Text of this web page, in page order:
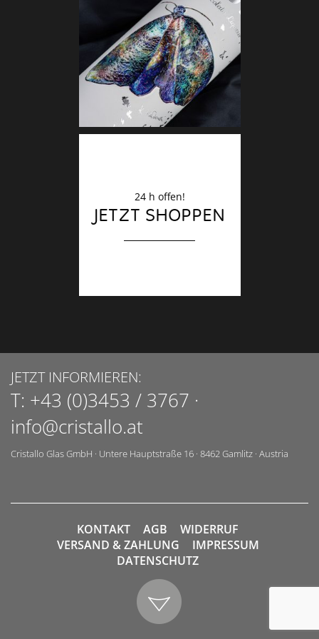
24 h offen!
JETZT SHOPPEN
JETZT INFORMIEREN:
T: +43 (0)3453 / 3767 ·
info@cristallo.at
Cristallo Glas GmbH · Untere Hauptstraße 16 · 8462Gamlitz · Austria
KONTAKT AGB
WIDERRUF
VERSAND & ZAHLUNG
IMPRESSUM
DATENSCHUTZ